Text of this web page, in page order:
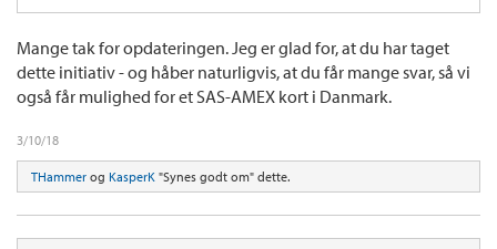
Mange tak for opdateringen. Jeg er glad for, at du har taget
dette initiativ - og håber naturligvis, at du får mange svar, så vi
også får mulighed for et SAS-AMEX kort i Danmark.
3/10/18
THammer og KasperK "Synes godt om" dette.